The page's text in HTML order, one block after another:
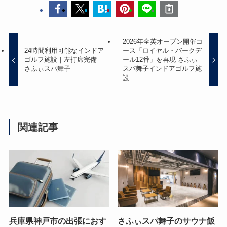
24時間利用可能なインドア
ゴルフ施設｜左打席完備
さふぃスパ舞子
2026年全英オープン開催コ
ース「ロイヤル・バークデ
ール12番」を再現 さふぃ
スパ舞子インドアゴルフ施
設
関連記事
兵庫県神戸市の出張におす さふぃスパ舞子のサウナ飯